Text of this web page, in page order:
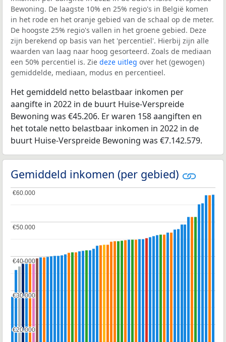
Bewoning. De laagste 10% en 25% regio's in België komen
in het rode en het oranje gebied van de schaal op de meter.
De hoogste 25% regio's vallen in het groene gebied. Deze
zijn berekend op basis van het 'percentiel'. Hierbij zijn alle
waarden van laag naar hoog gesorteerd. Zoals de mediaan
een 50% percentiel is. Zie deze uitleg over het (gewogen)
gemiddelde, mediaan, modus en percentieel.
Het gemiddeld netto belastbaar inkomen per
aangifte in 2022 in de buurt Huise-Verspreide
Bewoning was €45.206. Er waren 158 aangiften en
het totale netto belastbaar inkomen in 2022 in de
buurt Huise-Verspreide Bewoning was €7.142.579.
Gemiddeld inkomen (per gebied)
€20.000
€20.000
€30.000
€30.000
€40.000
€40.000
€50.000
€50.000
€60.000
€60.000